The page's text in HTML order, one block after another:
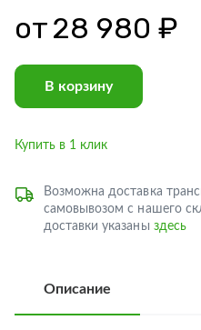
от28 980 ₽
В корзину
Купить в 1 клик
Возможна доставка
самовывозом с нашего
доставки указаны здесь
Описание